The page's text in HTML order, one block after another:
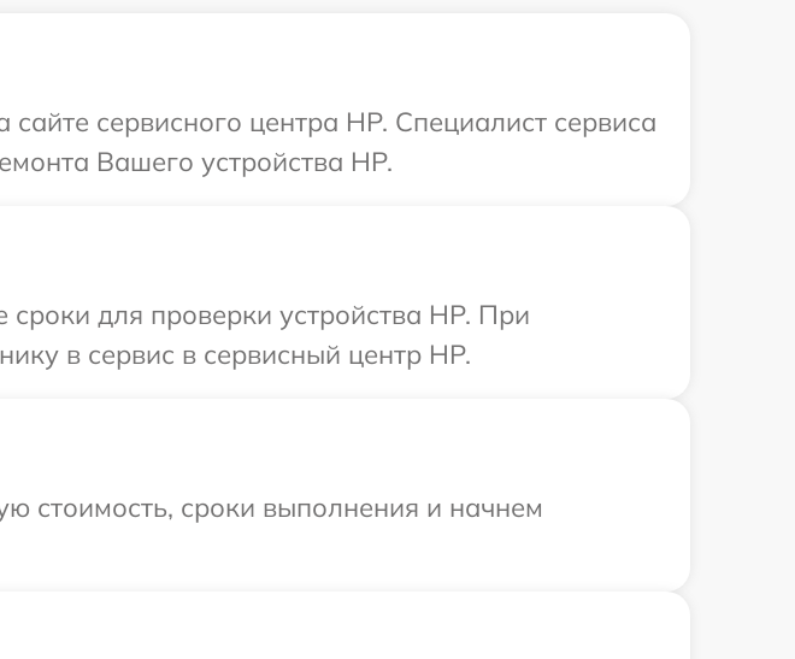
сервисного центра HP. Специалист сервиса
Вашего устройства HP.
для проверки устройства HP. При
в сервис в сервисный центр HP.
стоимость, сроки выполнения и начнем